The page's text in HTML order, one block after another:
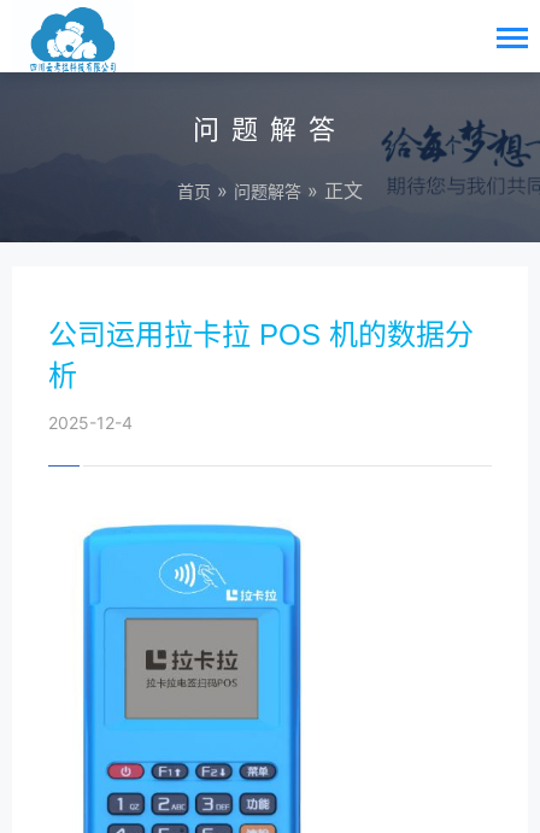
问题解答
首页 » 问题解答 » 正文
公司运用拉卡拉 POS 机的数据分
析
2025-12-4